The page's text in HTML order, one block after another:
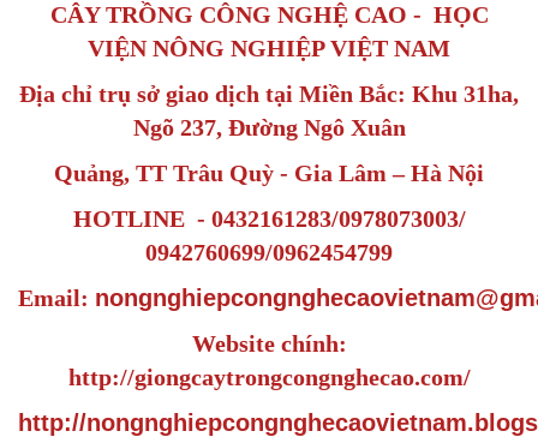
CÂY TRỒNG CÔNG NGHỆ CAO - HỌC
VIỆN NÔNG NGHIỆP VIỆT NAM
Địa chỉ trụ sở giao dịch tại Miền Bắc: Khu 31ha,
Ngõ 237, Đường Ngô Xuân
Quảng, TT Trâu Quỳ - Gia Lâm – Hà Nội
HOTLINE - 0432161283/0978073003/
0942760699/0962454799
Email:
Website chính:
http://giongcaytrongcongnghecao.com/
http://